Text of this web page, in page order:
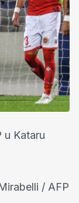
u Kataru
/ AFP